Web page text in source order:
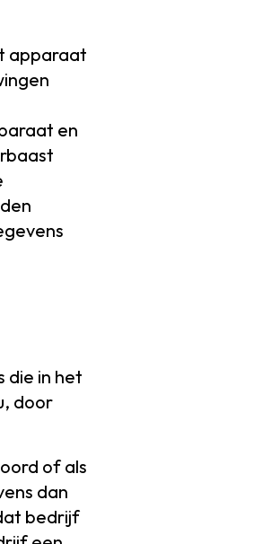
apparaat
en
die in het
door
of als
dan
bedrijf